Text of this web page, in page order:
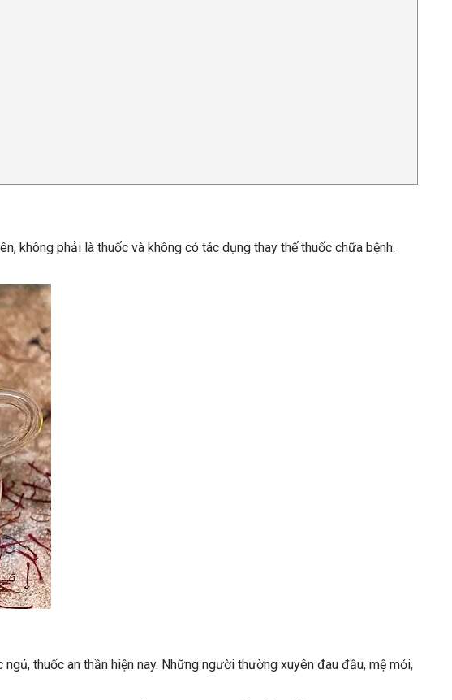
không phải là thuốc và không có tác dụng thay thế thuốc chữa bệnh.
thuốc an thần hiện nay. Những người thường xuyên đau đầu, mệ mỏi,